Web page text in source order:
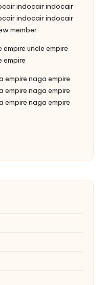
indocairindocair
indocairindocair
member
empire uncle empire
empire
empire naga empire
empire naga empire
empire naga empire